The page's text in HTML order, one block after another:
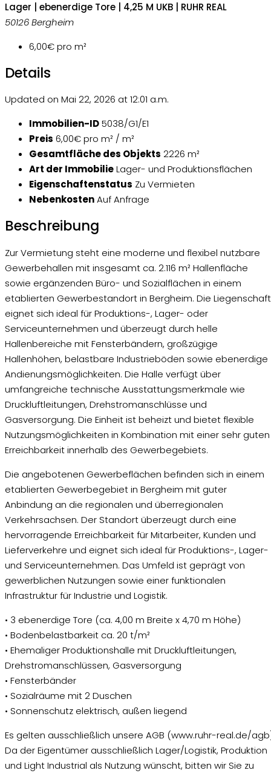
Lager | ebenerdige Tore | 4,25 M UKB | RUHR REAL
50126 Bergheim
6,00€pro m²
Details
Updated on Mai 22, 2026 at 12:01 a.m.
Immobilien-ID5038/G1/E1
Preis 6,00€ pro m² / m²
Gesamtfläche des Objekts 2226 m²
Art der ImmobilieLager- und Produktionsflächen
Eigenschaftenstatus Zu Vermieten
NebenkostenAuf Anfrage
Beschreibung
Zur Vermietung steht eine moderne und flexibel nutzbare
Gewerbehallen mit insgesamt ca. 2.116 m² Hallenfläche
sowie ergänzenden Büro- und Sozialflächen in einem
etablierten Gewerbestandort in Bergheim. Die Liegenschaft
eignet sich ideal für Produktions-, Lager- oder
Serviceunternehmen und überzeugt durch helle
Hallenbereiche mit Fensterbändern, großzügige
Hallenhöhen, belastbare Industrieböden sowie ebenerdige
Andienungsmöglichkeiten. Die Halle verfügt über
umfangreiche technische Ausstattungsmerkmale wie
Druckluftleitungen, Drehstromanschlüsse und
Gasversorgung. Die Einheit ist beheizt und bietet flexible
Nutzungsmöglichkeiten in Kombination mit einer sehr guten
Erreichbarkeit innerhalb des Gewerbegebiets.
Die angebotenen Gewerbeflächen befinden sich in einem
etablierten Gewerbegebiet in Bergheim mit guter
Anbindung an die regionalen und überregionalen
Verkehrsachsen. Der Standort überzeugt durch eine
hervorragende Erreichbarkeit für Mitarbeiter, Kunden und
Lieferverkehre und eignet sich ideal für Produktions-, Lager-
und Serviceunternehmen. Das Umfeld ist geprägt von
gewerblichen Nutzungen sowie einer funktionalen
Infrastruktur für Industrie und Logistik.
• 3 ebenerdige Tore (ca. 4,00 m Breite x 4,70 m Höhe)
• Bodenbelastbarkeit ca. 20 t/m²
• Ehemaliger Produktionshalle mit Druckluftleitungen,
Drehstromanschlüssen, Gasversorgung
• Fensterbänder
• Sozialräume mit 2 Duschen
• Sonnenschutz elektrisch, außen liegend
Es gelten ausschließlich unsere AGB (www.ruhr-real.de/
Da der Eigentümer ausschließlich Lager/Logistik, Produktion
und Light Industrial als Nutzung wünscht, bitten wir Sie zu